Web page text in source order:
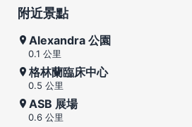
附近景點
Alexandra 公園
0.1 公里
格林蘭臨床中心
0.5 公里
ASB 展場
0.6 公里